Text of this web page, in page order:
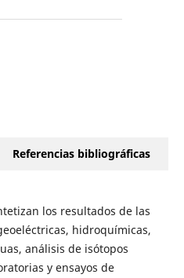
Referencias bibliográficas
los resultados de las
hidroquímicas,
análisis de isótopos
y ensayos de